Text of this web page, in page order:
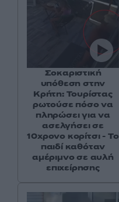
Σοκαριστική
υπόθεση στην
Κρήτη: Τουρίστας
ρωτούσε πόσο να
πληρώσει για να
ασελγήσει σε
10χρονο κορίτσι - Το
παιδί καθόταν
αμέριμνο σε αυλή
επιχείρησης